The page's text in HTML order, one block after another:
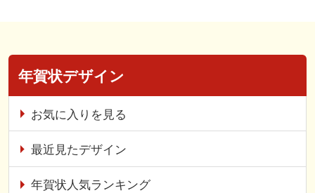
年賀状デザイン
お気に入りを見る
最近見たデザイン
年賀状人気ランキング